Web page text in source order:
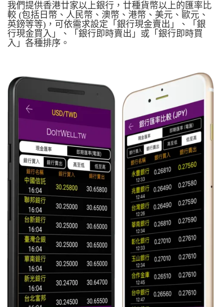
我們提供香港廿家以上銀行，廿種貨幣以上的匯率比
較 (包括日幣、人民幣、澳幣、港幣、美元、歐元、
英鎊等等)，可依需求設定「銀行現金賣出」、「銀
行現金買入」、「銀行即時賣出」或「銀行即時買
入」各種排序。